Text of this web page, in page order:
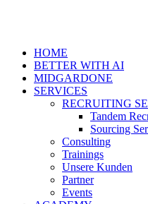
HOME
BETTER WITH AI
MIDGARDONE
SERVICES
RECRUITING
Tandem
Sourcing
Consulting
Trainings
Unsere Kunden
Partner
Events